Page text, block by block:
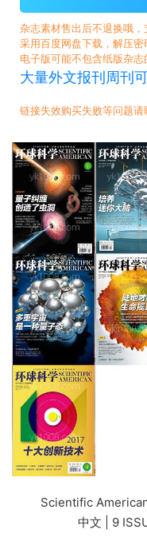
杂志素材售出后不退换哦
采用百度网盘下载，解压
电子版可能不包含纸版杂
大量外文报刊周刊
链接失效购买失败等问题
Scientific
中文 | 9